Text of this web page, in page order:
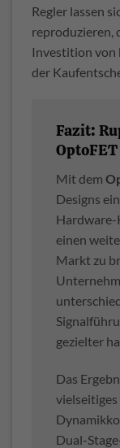
Regler lassen
reproduzieren,
Investition von
der
Fazit:
OptoFET
Mit dem
Designs
Hardware-
einen
Markt zu
gezielter
Das
vielseitiges
Dual-